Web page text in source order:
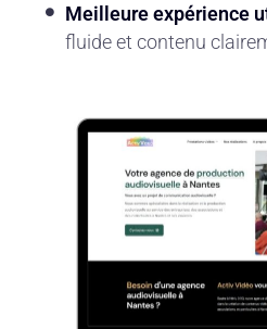
Meilleure expérience
fluide et contenu